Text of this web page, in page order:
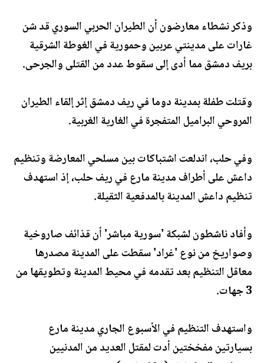
وذكر نشطاء معارضون أن الطيران الحربي السوري قد شن
غارات على مدينتي عربين وحمورية في الغوطة الشرقية
بريف دمشق مما أدى إلى سقوط عدد من القتلى والجرحى.
وقتلت طفلة بمدينة دوما في ريف دمشق إثر إلقاء الطيران
المروحي البراميل المتفجرة في الغارية الغربية.
وفي حلب، اندلعت اشتباكات بين مسلحي المعارضة وتنظيم
داعش على أطراف مدينة مارع في ريف حلب، إذ استهدف
تنظيم داعش المدينة بالمدفعية الثقيلة.
وأفاد ناشطون لشبكة 'سورية مباشر' أن قذائف صاروخية
وصواريخ من نوع 'غراد' سقطت على المدينة مصدرها
معاقل التنظيم بعد تقدمه في محيط المدينة وتطويقها من
3 جهات.
واستهدف التنظيم في الأسبوع الجاري مدينة مارع
بسيارتين مفخختين أدت لمقتل العديد من المدنيين